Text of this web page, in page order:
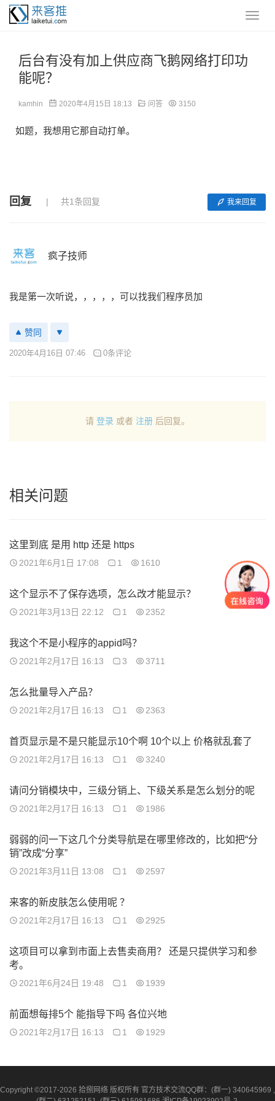
后台有没有加上供应商飞鹅网络打印功
能呢？
kamhin 2020年4月15日 18:13 问答 3150
如题，我想用它那自动打单。
回复 共1条回复 我来回复
疯子技师
我是第一次听说，，，，，可以找我们程序员加
赞同
2020年4月16日 07:46 0条评论
请 登录 或者 注册 后回复。
相关问题
这里到底 是用 http 还是 https
2021年6月1日 17:08 1 1610
这个显示不了保存选项，怎么改才能显示？
2021年3月13日 22:12 1 2352
我这个不是小程序的appid吗？
2021年2月17日 16:13 3 3711
怎么批量导入产品？
2021年2月17日 16:13 1 2363
首页显示是不是只能显示10个啊 10个以上 价格就乱套了
2021年2月17日 16:13 1 3240
请问分销模块中，三级分销上、下级关系是怎么划分的呢
2021年2月17日 16:13 1 1986
弱弱的问一下这几个分类导航是在哪里修改的，比如把“分
销”改成“分享”
2021年3月11日 13:08 1 2597
来客的新皮肤怎么使用呢 ？
2021年2月17日 16:13 1 2925
这项目可以拿到市面上去售卖商用？ 还是只提供学习和参
考。
2021年6月24日 19:48 1 1939
前面想每排5个 能指导下吗 各位兴地
2021年2月17日 16:13 1 1929
Copyright ©2017-2026 拾捌网络 版权所有 官方技术交流QQ群：(群一) 340645969 ,